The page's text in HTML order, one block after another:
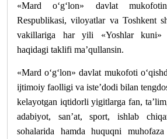
«Mard o‘g‘lon» davlat
Respublikasi, viloyatlar va Toshkent
vakillariga har yili «Yoshlar kuni»
haqidagi taklifi ma’qullansin.
«Mard o‘g‘lon» davlat mukofoti
ijtimoiy faolligi va iste’dodi bilan
kelayotgan iqtidorli yigitlarga fan,
adabiyot, san’at, sport, ishlab
sohalarida hamda huquqni